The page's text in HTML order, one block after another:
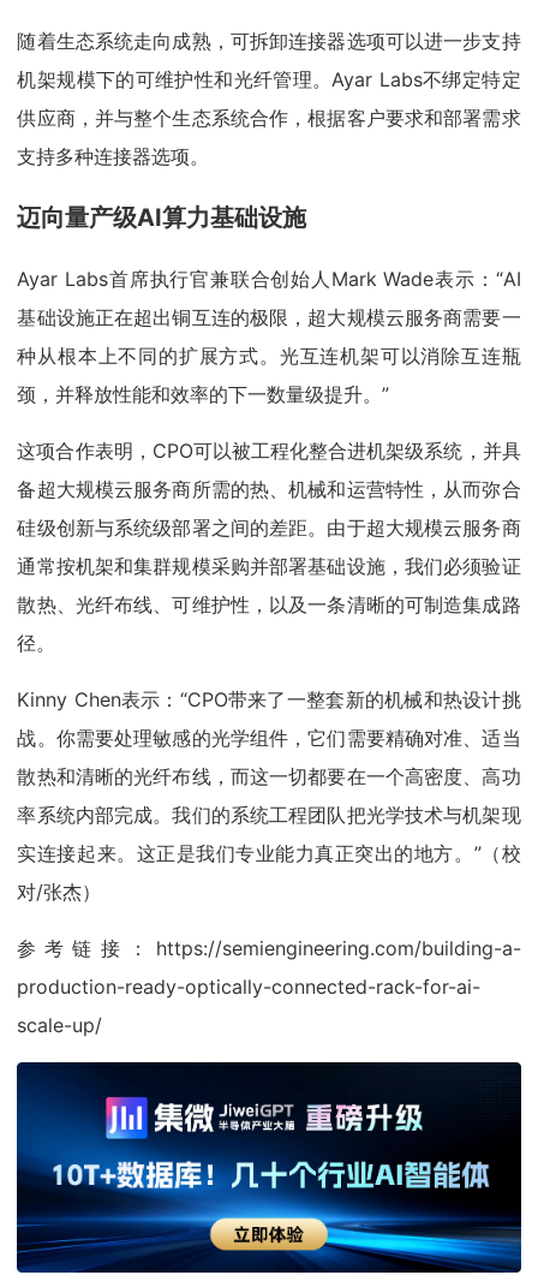
随着生态系统走向成熟，可拆卸连接器选项可以进一步支持
机架规模下的可维护性和光纤管理。Ayar Labs不绑定特定
供应商，并与整个生态系统合作，根据客户要求和部署需求
支持多种连接器选项。
迈向量产级AI算力基础设施
Ayar Labs首席执行官兼联合创始人Mark Wade表示：“AI
基础设施正在超出铜互连的极限，超大规模云服务商需要一
种从根本上不同的扩展方式。光互连机架可以消除互连瓶
颈，并释放性能和效率的下一数量级提升。”
这项合作表明，CPO可以被工程化整合进机架级系统，并具
备超大规模云服务商所需的热、机械和运营特性，从而弥合
硅级创新与系统级部署之间的差距。由于超大规模云服务商
通常按机架和集群规模采购并部署基础设施，我们必须验证
散热、光纤布线、可维护性，以及一条清晰的可制造集成路
径。
Kinny Chen表示：“CPO带来了一整套新的机械和热设计挑
战。你需要处理敏感的光学组件，它们需要精确对准、适当
散热和清晰的光纤布线，而这一切都要在一个高密度、高功
率系统内部完成。我们的系统工程团队把光学技术与机架现
实连接起来。这正是我们专业能力真正突出的地方。”（校
对/张杰）
参考链接：https://semiengineering.com/building-a-
production-ready-optically-connected-rack-for-ai-
scale-up/